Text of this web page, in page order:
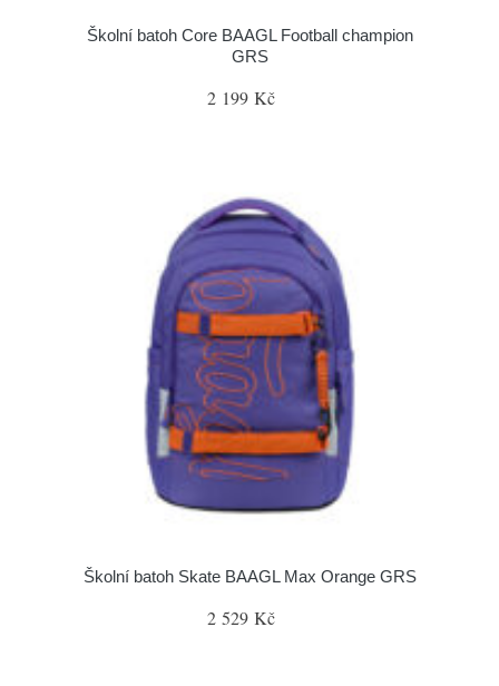
Školní batoh Core BAAGL Football champion
GRS
2 199 Kč
Školní batoh Skate BAAGL Max Orange GRS
2 529 Kč